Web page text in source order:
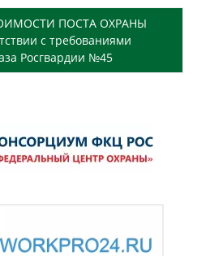
ПОСТА ОХРАНЫ
с требованиями
Росгвардии №45